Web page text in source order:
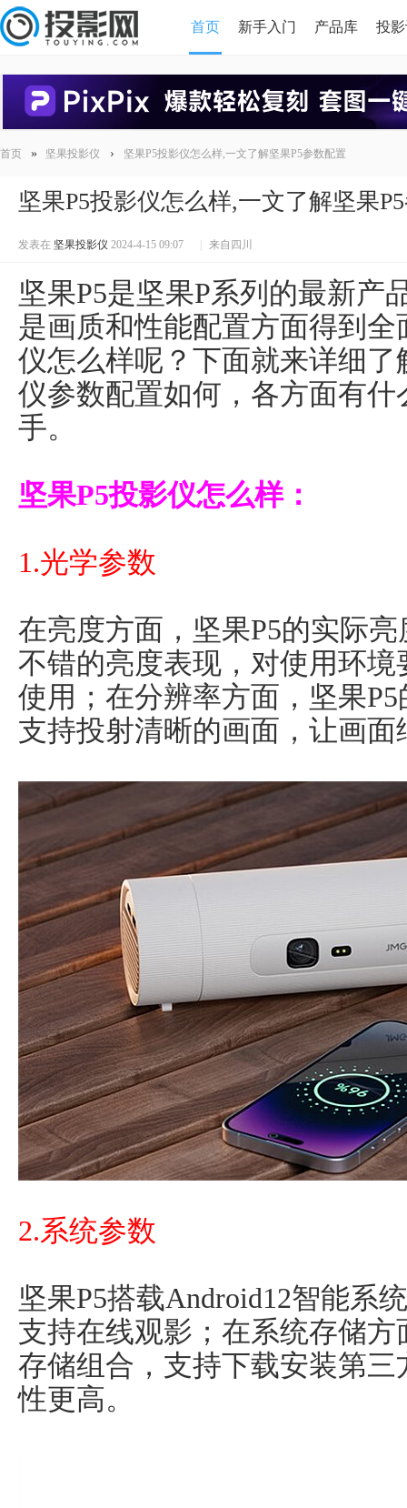
首页 新手入门 产品库 投
首页 » 坚果投影仪 › 坚果P5投影仪怎么样,一文了解坚果P5参数配置
坚果P5投影仪怎么样,一文了解坚果
发表在 坚果投影仪 2024-4-15 09:07 来自四川
坚果P5是坚果P系列的最新产
是画质和性能配置方面得到
仪怎么样呢？下面就来详细
仪参数配置如何，各方面有
手。
坚果P5投影仪怎么样：
1.光学参数
在亮度方面，坚果P5的实际
不错的亮度表现，对使用环
使用；在分辨率方面，坚果
支持投射清晰的画面，让画
2.系统参数
坚果P5搭载Android12智能系
支持在线观影；在系统存储方
存储组合，支持下载安装第
性更高。